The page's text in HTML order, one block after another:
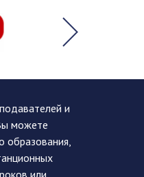
и
можете
образования,
или